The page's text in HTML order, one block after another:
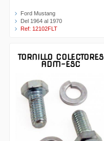
Ford Mustang
Del 1964 al 1970
Ref: 12102FLT
TORNILLO COLECTORES
ADM-ESC